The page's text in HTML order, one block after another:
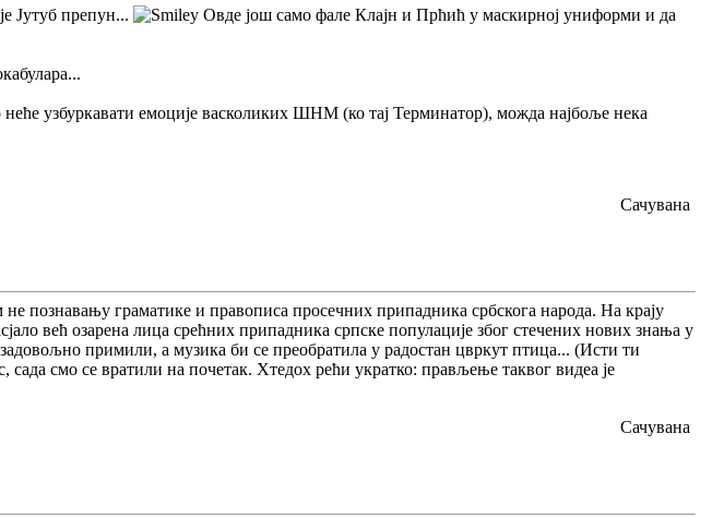
Јутуб препун...
Овде још само фале Клајн и Прћић у маскирној униформи и да
узбуркавати емоције васколиких ШНМ (ко тај Терминатор), можда најбоље нека
Сачувана
познавању граматике и правописа просечних припадника србскога народа. На крају
већ озарена лица срећних припадника српске популације због стечених нових знања у
примили, а музика би се преобратила у радостан цвркут птица... (Исти ти
смо се вратили на почетак. Хтедох рећи укратко: прављење таквог видеа је
Сачувана